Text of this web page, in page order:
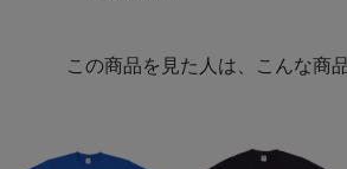
この商品を見た人は、こんな商